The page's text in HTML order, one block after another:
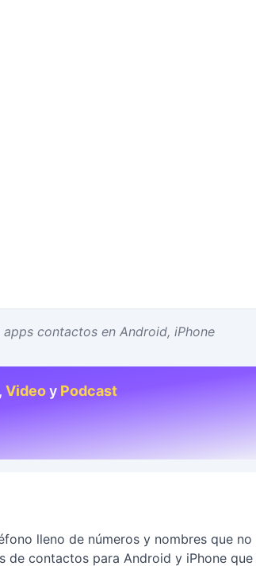
apps contactos en Android, iPhone
, Videoy Podcast
lleno de números y nombres que no
de contactos para Android y iPhone